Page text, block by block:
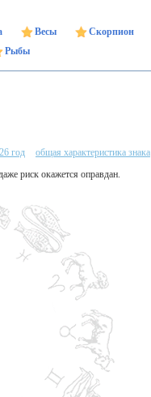
Весы Скорпион
Рыбы
год
общая характеристика знака
риск окажется оправдан.